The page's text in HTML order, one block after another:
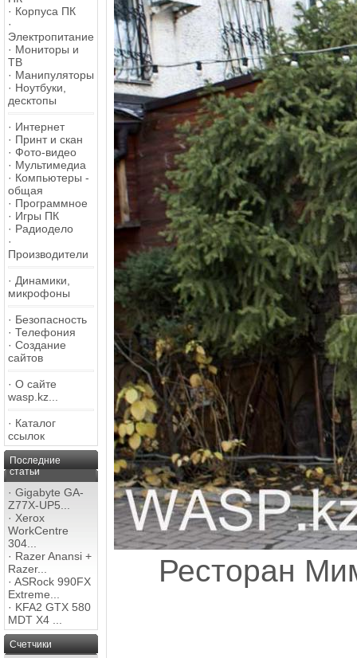
· Корпуса ПК
·
Электропитание
· Мониторы и
ТВ
· Манипуляторы
· Ноутбуки,
десктопы
· Интернет
· Принт и скан
· Фото-видео
· Мультимедиа
· Компьютеры -
общая
· Программное
· Игры ПК
· Радиодело
·
Производители
· Динамики,
микрофоны
· Безопасность
· Телефония
· Создание
сайтов
· О сайте
wasp.kz...
· Каталог
ссылок
Последние
статьи
· Gigabyte GA-
Z77X-UP5...
· Xerox
WorkCentre
304...
· Razer Anansi +
Razer...
· ASRock 990FX
Extreme...
· KFA2 GTX 580
MDT X4 ...
Счетчики
Ресторан